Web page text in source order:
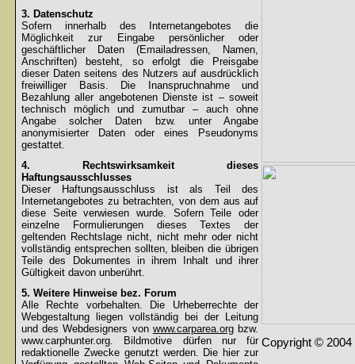
3. Datenschutz
Sofern innerhalb des Internetangebotes die
Möglichkeit zur Eingabe persönlicher oder
geschäftlicher Daten (Emailadressen, Namen,
Anschriften) besteht, so erfolgt die Preisgabe
dieser Daten seitens des Nutzers auf ausdrücklich
freiwilliger Basis. Die Inanspruchnahme und
Bezahlung aller angebotenen Dienste ist – soweit
technisch möglich und zumutbar – auch ohne
Angabe solcher Daten bzw. unter Angabe
anonymisierter Daten oder eines Pseudonyms
gestattet.
4. Rechtswirksamkeit dieses
Haftungsausschlusses
Dieser Haftungsausschluss ist als Teil des
Internetangebotes zu betrachten, von dem aus auf
diese Seite verwiesen wurde. Sofern Teile oder
einzelne Formulierungen dieses Textes der
geltenden Rechtslage nicht, nicht mehr oder nicht
vollständig entsprechen sollten, bleiben die übrigen
Teile des Dokumentes in ihrem Inhalt und ihrer
Gültigkeit davon unberührt.
5. Weitere Hinweise bez. Forum
Alle Rechte vorbehalten. Die Urheberrechte der
Webgestaltung liegen vollständig bei der Leitung
und des Webdesigners von www.carparea.orgbzw.
www.carphunter.org. Bildmotive dürfen nur für
redaktionelle Zwecke genutzt werden. Die hier zur
Copyright © 2004